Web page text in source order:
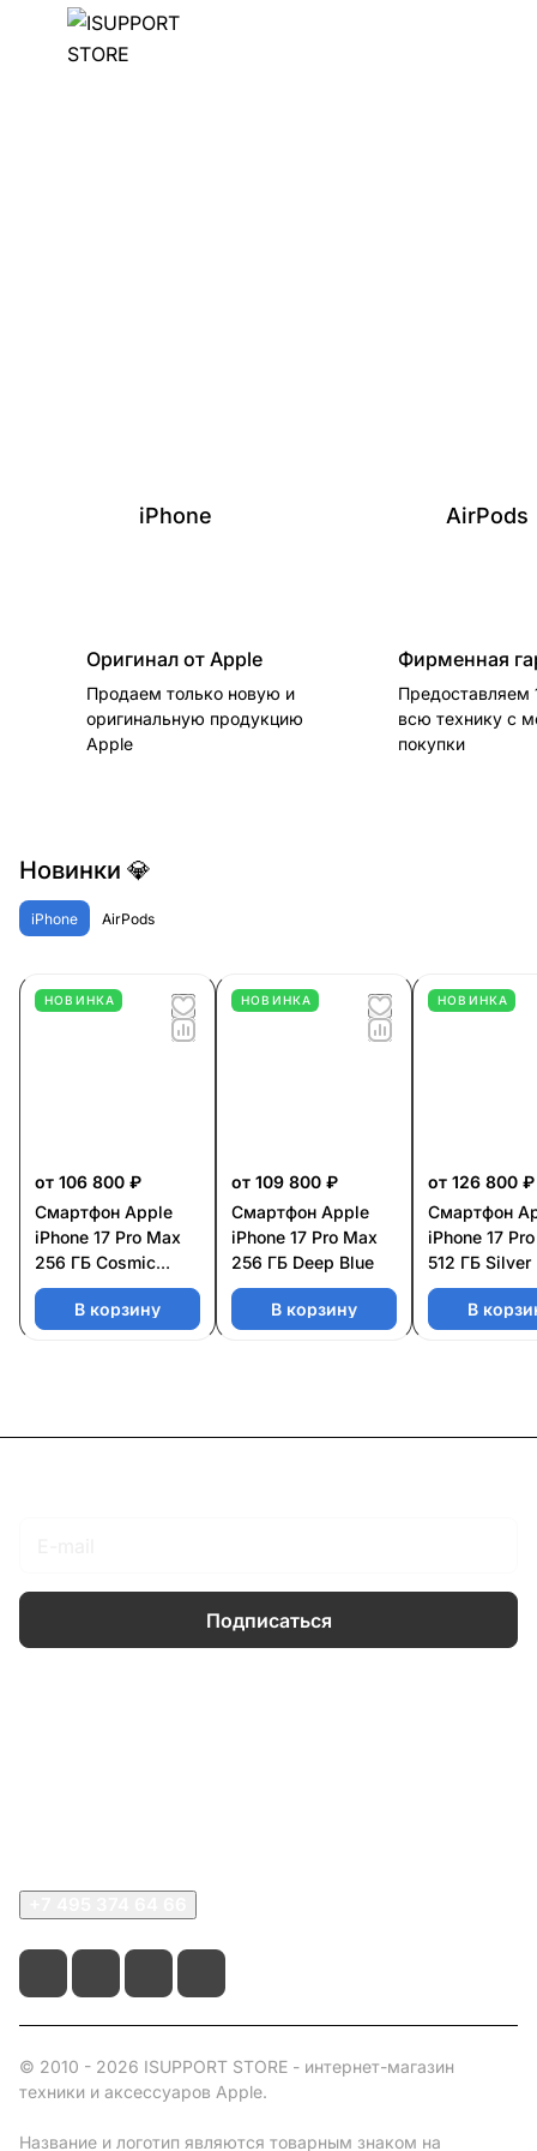
iPhone AirPods
Оригинал от Apple
Продаем только новую и
оригинальную продукцию
Apple
Фирменная
Предоставляем
всю технику с
покупки
Новинки 💎
iPhone AirPods
НОВИНКА
от 106 800 ₽
Смартфон Apple
iPhone 17 Pro Max
256 ГБ Cosmic
Orange
В корзину
НОВИНКА
от 109 800 ₽
Смартфон Apple
iPhone 17 Pro Max
256 ГБ Deep Blue
В корзину
НОВИНКА
от 126 800 ₽
Смартфон
iPhone 17
512 ГБ Silver
В
Подписаться
© 2010 - 2026 ISUPPORT STORE - интернет-магазин
техники и аксессуаров Apple.
Название и логотип являются товарным знаком на